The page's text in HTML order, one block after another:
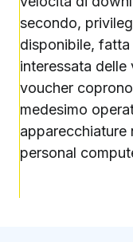
secondo,
disponibile, fatta
interessata
voucher
medesimo
apparecchiature
personal